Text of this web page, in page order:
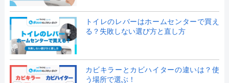
トイレのレバーはホームセンターで買え
る？失敗しない選び方と直し方
カビキラーとカビハイターの違いは？使
う場所で選ぶ！